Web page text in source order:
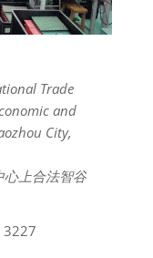
Trade
and
City,
上合法智谷
3227